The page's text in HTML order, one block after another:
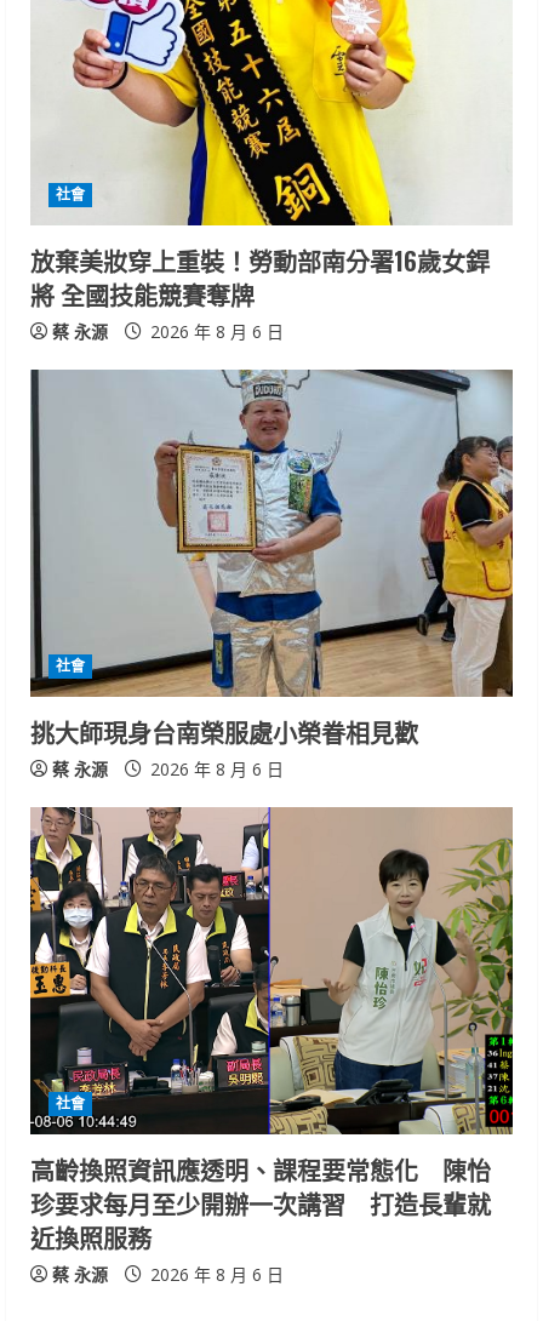
n
g
社會
放棄美妝穿上重裝！勞動部南分署16歲女銲
將 全國技能競賽奪牌
蔡 永源 2026 年 8 月 6 日
社會
挑大師現身台南榮服處小榮眷相見歡
蔡 永源 2026 年 8 月 6 日
社會
高齡換照資訊應透明、課程要常態化 陳怡
珍要求每月至少開辦一次講習 打造長輩就
近換照服務
蔡 永源 2026 年 8 月 6 日